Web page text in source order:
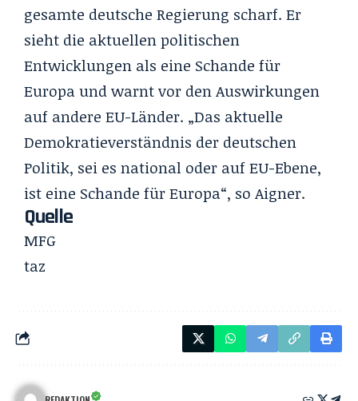
gesamte deutsche Regierung scharf. Er
sieht die aktuellen politischen
Entwicklungen als eine Schande für
Europa und warnt vor den Auswirkungen
auf andere EU-Länder. „Das aktuelle
Demokratieverständnis der deutschen
Politik, sei es national oder auf EU-Ebene,
ist eine Schande für Europa“, so Aigner.
Quelle
MFG
taz